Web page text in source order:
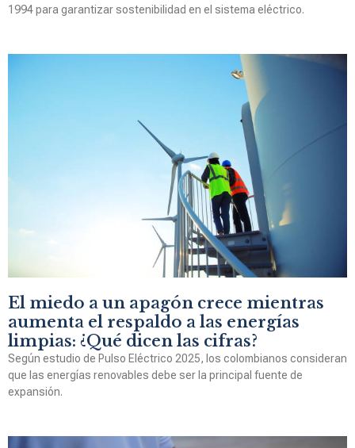
1994 para garantizar sostenibilidad en el sistema eléctrico.
El miedo a un apagón crece mientras
aumenta el respaldo a las energías
limpias: ¿Qué dicen las cifras?
Según estudio de Pulso Eléctrico 2025, los colombianos consideran
que las energías renovables debe ser la principal fuente de
expansión.